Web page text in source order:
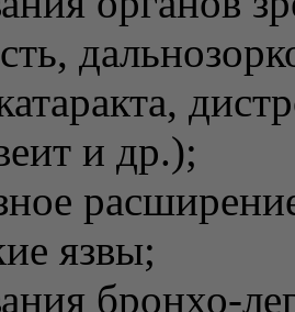
и др.);
язвы;
бронхо-